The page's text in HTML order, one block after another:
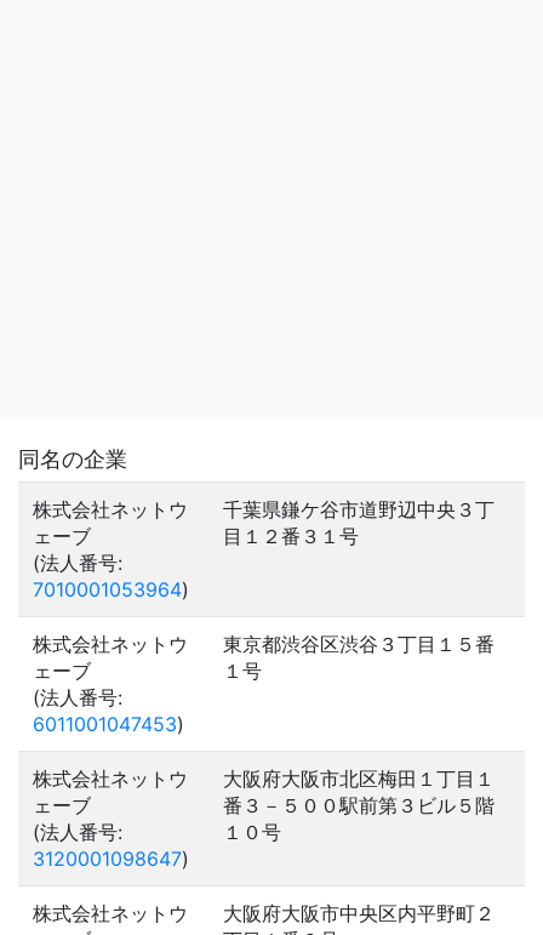
同名の企業
株式会社ネットウ
ェーブ
(法人番号:
7010001053964)
千葉県鎌ケ谷市道野辺中央３丁
目１２番３１号
株式会社ネットウ
ェーブ
(法人番号:
6011001047453)
東京都渋谷区渋谷３丁目１５番
１号
株式会社ネットウ
ェーブ
(法人番号:
3120001098647)
大阪府大阪市北区梅田１丁目１
番３－５００駅前第３ビル５階
１０号
株式会社ネットウ
大阪府大阪市中央区内平野町２